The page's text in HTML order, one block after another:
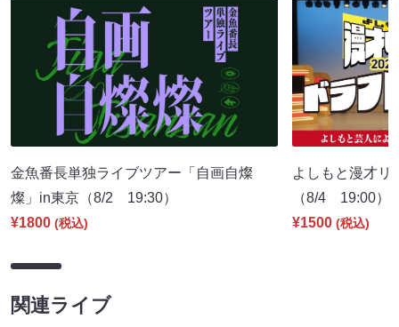
金魚番長単独ライブツアー「自画自燦
燦」in東京（8/2 19:30）
¥1800 (税込)
よしもと漫才リ
（8/4 19:00）
¥1500 (税込)
関連ライブ